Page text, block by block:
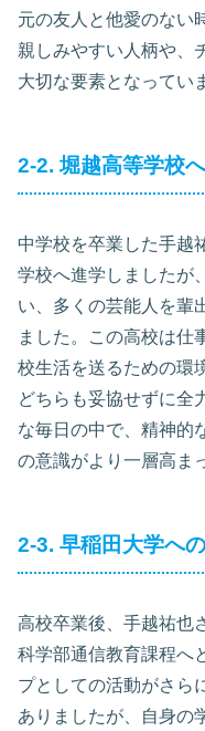
元の友人と他愛のない
親しみやすい人柄や、
大切な要素となってい
2-2. 堀越高等学校
中学校を卒業した手越
学校へ進学しましたが
い、多くの芸能人を輩
ました。この高校は仕
校生活を送るための環
どちらも妥協せずに全
な毎日の中で、精神的
の意識がより一層高ま
2-3. 早稲田大学へ
高校卒業後、手越祐也
科学部通信教育課程へ
プとしての活動がさら
ありましたが、自身の